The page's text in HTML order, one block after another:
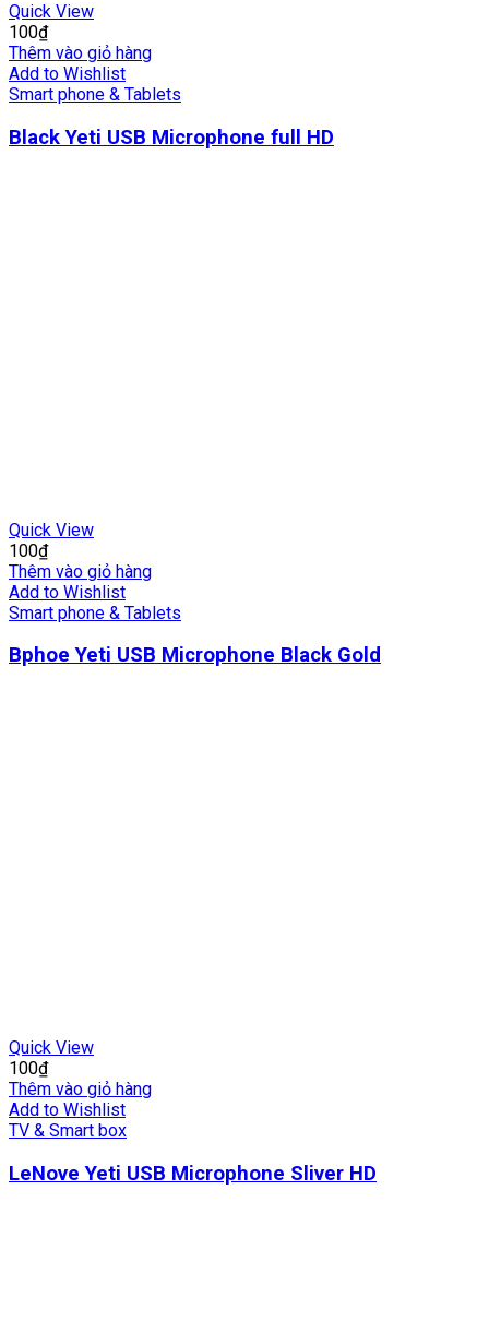
Quick View
100₫
Thêm vào giỏ hàng
Add to Wishlist
Smart phone & Tablets
Black Yeti USB Microphone full HD
Quick View
100₫
Thêm vào giỏ hàng
Add to Wishlist
Smart phone & Tablets
Bphoe Yeti USB Microphone Black Gold
Quick View
100₫
Thêm vào giỏ hàng
Add to Wishlist
TV & Smart box
LeNove Yeti USB Microphone Sliver HD